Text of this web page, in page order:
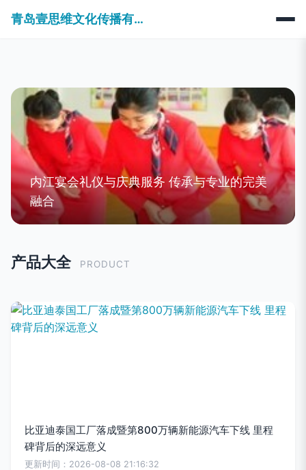
青岛壹思维文化传播有限公司
内江宴会礼仪与庆典服务 传承与专业的完美
融合
产品大全 PRODUCT
比亚迪泰国工厂落成暨第800万辆新能源汽车下线 里程
碑背后的深远意义
更新时间：2026-08-08 21:16:32